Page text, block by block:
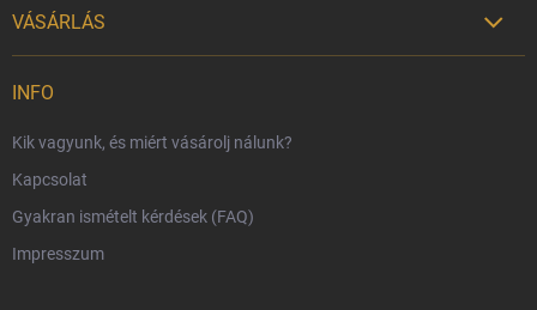
VÁSÁRLÁS 
Harry Potter bolt Magyarország
Rendelésem
Reklamáció és visszáru
Hűségprogram
INFO
Kik vagyunk, és miért vásárolj nálunk?
Kapcsolat
Gyakran ismételt kérdések (FAQ)
Impresszum